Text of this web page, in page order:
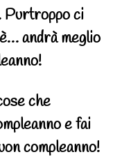
Purtroppo ci
andrà meglio
che
e fai
compleanno!